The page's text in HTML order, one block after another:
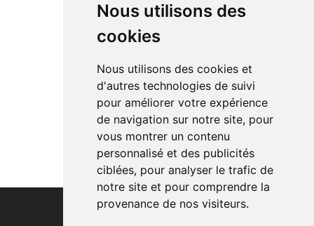
Nous utilisons des
cookies
Nous utilisons des cookies et
d'autres technologies de suivi
pour améliorer votre expérience
de navigation sur notre site, pour
vous montrer un contenu
personnalisé et des publicités
ciblées, pour analyser le trafic de
notre site et pour comprendre la
provenance de nos visiteurs.